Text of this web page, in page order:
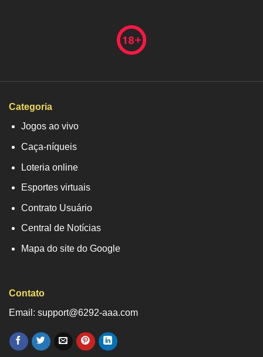
Categoria
Jogos ao vivo
Caça-níqueis
Loteria online
Esportes virtuais
Contrato Usuário
Central de Notícias
Mapa do site do Google
Contato
Email: support@6292-aaa.com